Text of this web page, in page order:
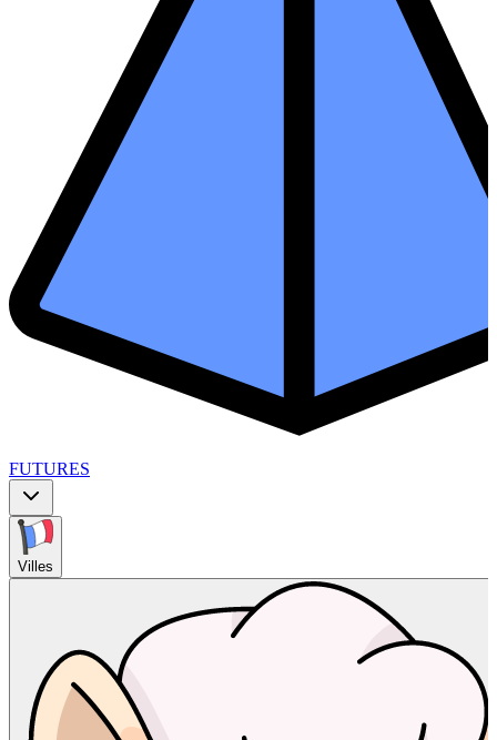
FUTURES
Villes